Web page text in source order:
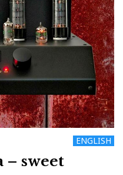
ENGLISH
– sweet